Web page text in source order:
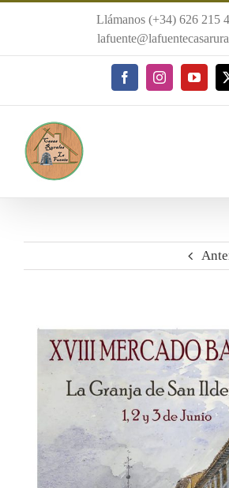
Llámanos (+34) 626 215
FacebookInstagram